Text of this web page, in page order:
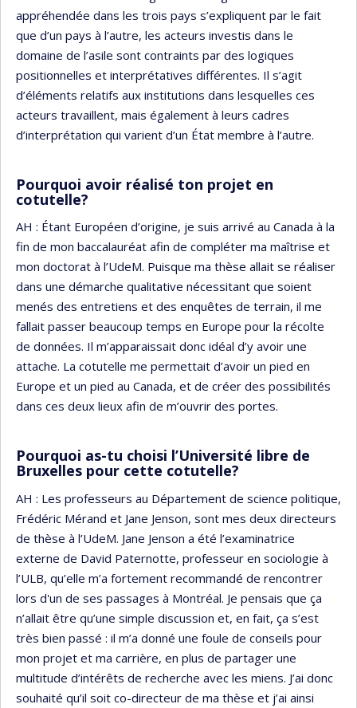
appréhendée dans les trois pays s’expliquent par le fait
que d’un pays à l’autre, les acteurs investis dans le
domaine de l’asile sont contraints par des logiques
positionnelles et interprétatives différentes. Il s’agit
d’éléments relatifs aux institutions dans lesquelles ces
acteurs travaillent, mais également à leurs cadres
d’interprétation qui varient d’un État membre à l’autre.
Pourquoi avoir réalisé ton projet en
cotutelle?
AH : Étant Européen d’origine, je suis arrivé au Canada à la
fin de mon baccalauréat afin de compléter ma maîtrise et
mon doctorat à l’UdeM. Puisque ma thèse allait se réaliser
dans une démarche qualitative nécessitant que soient
menés des entretiens et des enquêtes de terrain, il me
fallait passer beaucoup temps en Europe pour la récolte
de données. Il m’apparaissait donc idéal d’y avoir une
attache. La cotutelle me permettait d’avoir un pied en
Europe et un pied au Canada, et de créer des possibilités
dans ces deux lieux afin de m’ouvrir des portes.
Pourquoi as-tu choisi l’Université libre de
Bruxelles pour cette cotutelle?
AH : Les professeurs au Département de science politique,
Frédéric Mérand et Jane Jenson, sont mes deux directeurs
de thèse à l’UdeM. Jane Jenson a été l’examinatrice
externe de David Paternotte, professeur en sociologie à
l’ULB, qu’elle m’a fortement recommandé de rencontrer
lors d'un de ses passages à Montréal. Je pensais que ça
n’allait être qu’une simple discussion et, en fait, ça s’est
très bien passé : il m’a donné une foule de conseils pour
mon projet et ma carrière, en plus de partager une
multitude d’intérêts de recherche avec les miens. J’ai donc
souhaité qu’il soit co-directeur de ma thèse et j’ai ainsi